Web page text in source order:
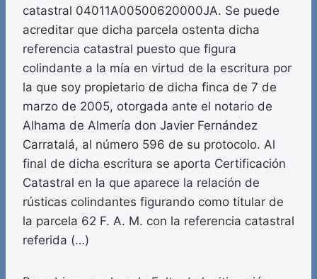
catastral 04011A00500620000JA. Se puede
acreditar que dicha parcela ostenta dicha
referencia catastral puesto que figura
colindante a la mía en virtud de la escritura por
la que soy propietario de dicha finca de 7 de
marzo de 2005, otorgada ante el notario de
Alhama de Almería don Javier Fernández
Carratalá, al número 596 de su protocolo. Al
final de dicha escritura se aporta Certificación
Catastral en la que aparece la relación de
rústicas colindantes figurando como titular de
la parcela 62 F. A. M. con la referencia catastral
referida (…)